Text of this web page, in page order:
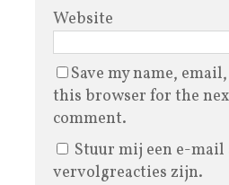
Website
Save my name,
this browser for the
comment.
Stuur mij een e-mail
vervolgreacties zijn.